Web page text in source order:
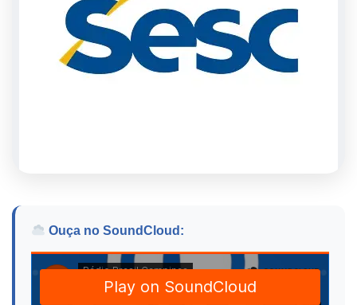
Ouça no SoundCloud: